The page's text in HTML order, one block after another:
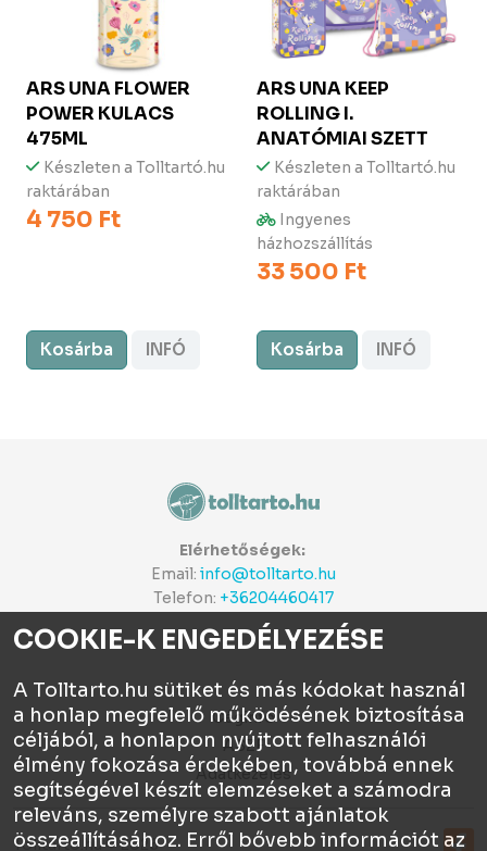
ARS UNAFLOWER
POWER KULACS
475ML
Készleten a Tolltartó.hu
raktárában
4 750 Ft
Kosárba INFÓ
ARS UNAKEEP
ROLLING I.
ANATÓMIAI SZETT
Készleten a Tolltartó.hu
raktárában
Ingyenes
házhozszállítás
33 500 Ft
Kosárba INFÓ
Elérhetőségek:
Email: info@tolltarto.hu
Telefon: +36204460417
Céginfo
ÁSZF
Adatkezelés
Tolltartó.hu © 2026
COOKIE-K ENGEDÉLYEZÉSE
A Tolltarto.hu sütiket és más kódokat használ
a honlap megfelelő működésének biztosítása
céljából, a honlapon nyújtott felhasználói
élmény fokozása érdekében, továbbá ennek
segítségével készít elemzéseket a számodra
releváns, személyre szabott ajánlatok
összeállításához. Erről bővebb információt az